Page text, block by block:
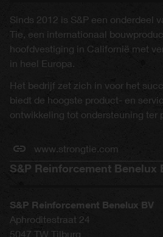
Sinds 2012 is S&P een onderdeel
Tie, een internationaal
hoofdvestiging in Californië met
in heel Europa.
Het bedrijf zet zich in voor het
biedt de hoogste product- en
ontwikkeling tot ondersteuning ter
www.strongtie.com
S&P Reinforcement Benelux
S&P Reinforcement Benelux BV
Aphroditestraat 24
5047 TW Tilburg